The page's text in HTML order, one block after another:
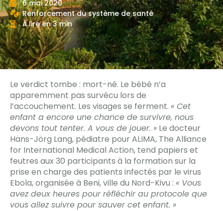
6 mai 2020
Renforcement du système de santé
À lire en 3 min
Le verdict tombe : mort-né. Le bébé n’a
apparemment pas survécu lors de
l’accouchement. Les visages se ferment. « Cet
enfant a encore une chance de survivre, nous
devons tout tenter. A vous de jouer. » Le docteur
Hans-Jörg Lang, pédiatre pour ALIMA, The Alliance
for International Medical Action, tend papiers et
feutres aux 30 participants à la formation sur la
prise en charge des patients infectés par le virus
Ebola, organisée à Beni, ville du Nord-Kivu : « Vous
avez deux heures pour réfléchir au protocole que
vous allez suivre pour sauver cet enfant. »